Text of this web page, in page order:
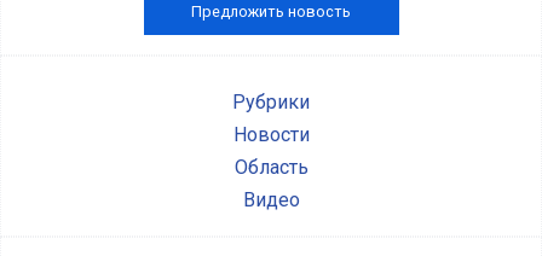
Предложить новость
Рубрики
Новости
Область
Видео